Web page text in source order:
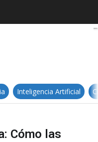
informática: Cómo
Inteligencia Artificial
Cómo las